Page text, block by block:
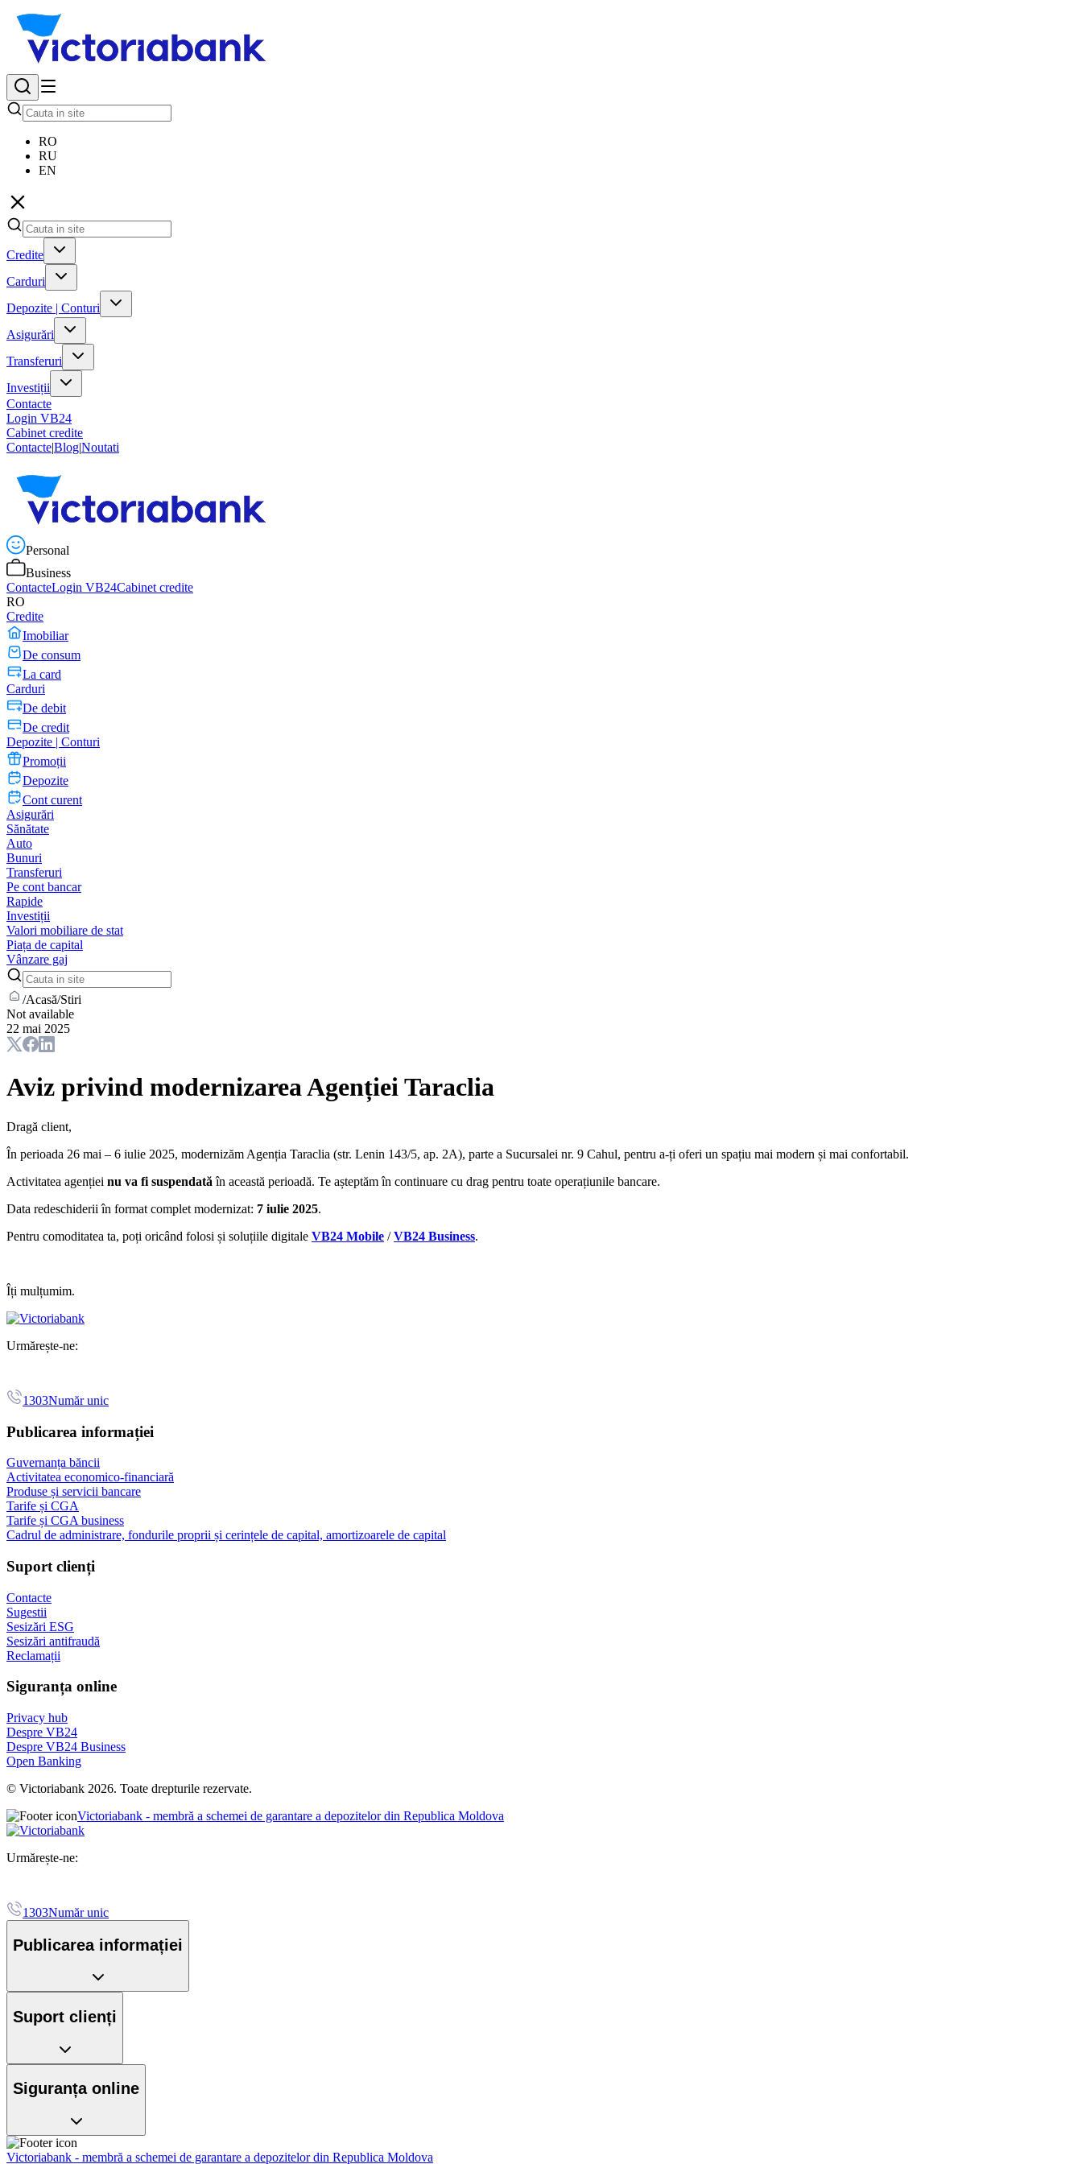
RO
RU
EN
Credite
Carduri
Depozite | Conturi
Asigurări
Transferuri
Investiții
Contacte
Login VB24
Cabinet credite
Contacte|Blog|Noutati
Personal
Business
ContacteLogin VB24Cabinet credite
RO
Credite
Imobiliar
De consum
La card
Carduri
De debit
De credit
Depozite | Conturi
Promoții
Depozite
Cont curent
Asigurări
Sănătate
Auto
Bunuri
Transferuri
Pe cont bancar
Rapide
Investiții
Valori mobiliare de stat
Piața de capital
Vânzare gaj
/Acasă/Stiri
Not available
22 mai 2025
Aviz privind modernizarea Agenției Taraclia
Dragă client,
În perioada 26 mai – 6 iulie 2025, modernizăm Agenția Taraclia (str. Lenin 143/5, ap. 2A), parte a Sucursalei nr. 9 Cahul, pentru a-ți oferi un spațiu mai modern și mai confortabil.
Activitatea agenției nu va fi suspendată în această perioadă. Te așteptăm în continuare cu drag pentru toate operațiunile bancare.
Data redeschiderii în format complet modernizat: 7 iulie 2025.
Pentru comoditatea ta, poți oricând folosi și soluțiile digitale VB24 Mobile /VB24 Business.
Îți mulțumim.
Urmărește-ne:
1303Număr unic
Publicarea informației
Guvernanța băncii
Activitatea economico-financiară
Produse și servicii bancare
Tarife și CGA
Tarife și CGA business
Cadrul de administrare, fondurile proprii și cerințele de capital, amortizoarele de capital
Suport clienți
Contacte
Sugestii
Sesizări ESG
Sesizări antifraudă
Reclamații
Siguranța online
Privacy hub
Despre VB24
Despre VB24 Business
Open Banking
© Victoriabank 2026. Toate drepturile rezervate.
Victoriabank - membră a schemei de garantare a depozitelor din Republica Moldova
Urmărește-ne:
1303Număr unic
Publicarea informației
Suport clienți
Siguranța online
Victoriabank - membră a schemei de garantare a depozitelor din Republica Moldova